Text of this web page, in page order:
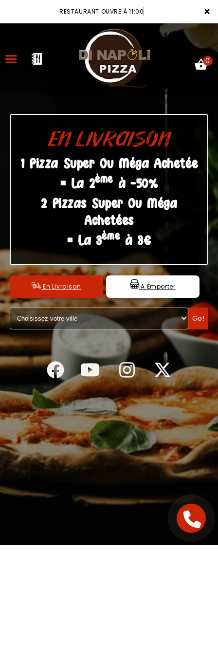
×
RESTAURANT OUVRE À 11:00
ACCUEIL
VOTRE COMPTE
NOTRE RESTAURANT
VOS AVIS
MENTIONS LÉGALES
0
EN LIVRAISON
1 Pizza Super Ou Méga Achetée
= La 2ème à -50%
2 Pizzas Super Ou Méga
Achetées
= La 3èmeà 3€
En Livraison A Emporter
Go!